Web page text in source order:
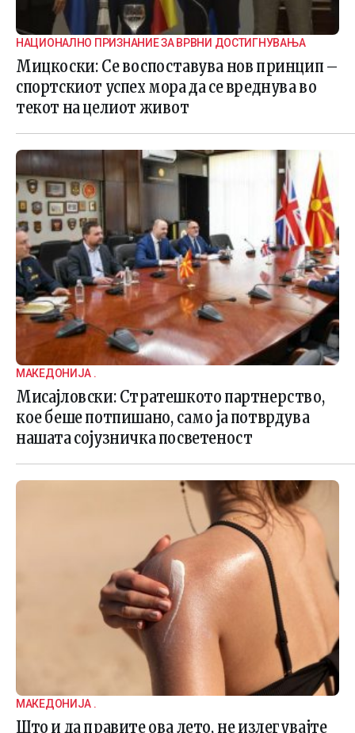
НАЦИОНАЛНО ПРИЗНАНИЕ ЗА ВРВНИ ДОСТИГНУВАЊА
Мицкоски: Се воспоставува нов принцип –
спортскиот успех мора да се вреднува во
текот на целиот живот
МАКЕДОНИЈА .
Мисајловски: Стратешкото партнерство,
кое беше потпишано, само ја потврдува
нашата сојузничка посветеност
МАКЕДОНИЈА .
Што и да правите ова лето, не излегувајте